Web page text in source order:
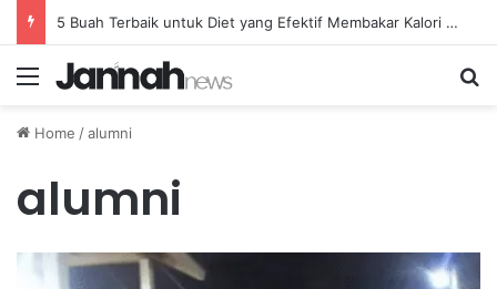
5 Buah Terbaik untuk Diet yang Efektif Membakar Kalori dengan Lebih Cepat
Menu
Home /alumni
alumni